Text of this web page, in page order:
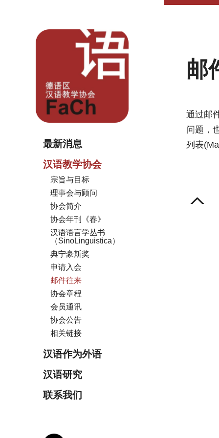
最新消息
汉语教学协会
宗旨与目标
理事会与顾问
协会简介
协会年刊《春》
汉语语言学丛书
（SinoLinguistica）
典宁豪斯奖
申请入会
邮件往来
协会章程
会员通讯
协会公告
相关链接
汉语作为外语
汉语研究
联系我们
邮
通过邮
问题，
列表